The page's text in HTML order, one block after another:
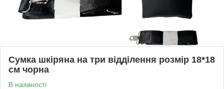
Сумка шкіряна на три відділення розмір 18*18
см чорна
В наявності